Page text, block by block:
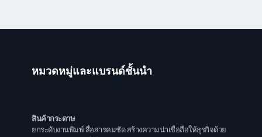
หมวดหมู่และแบรนด์ชั้นนำ
สินค้ากระดาษ
ยกระดับงานพิมพ์ สื่อสารคมชัด สร้างความน่าเชื่อถือให้ธุรกิจด้วย